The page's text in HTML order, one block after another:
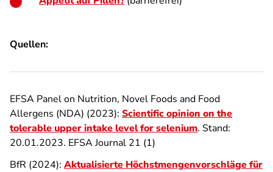
Quellen:
EFSA Panel on Nutrition, Novel Foods and Food
Allergens (NDA) (2023): Scientific opinion on the
tolerable upper intake level for selenium. Stand:
20.01.2023. EFSA Journal 21 (1)
BfR (2024): Aktualisierte Höchstmengenvorschläge für